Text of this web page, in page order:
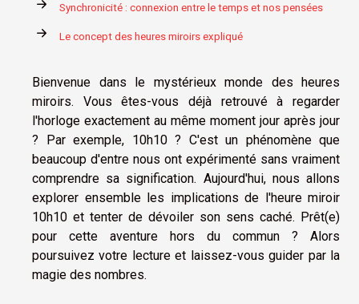
Synchronicité : connexion entre le temps et nos pensées
Le concept des heures miroirs expliqué
Bienvenue dans le mystérieux monde des heures
miroirs. Vous êtes-vous déjà retrouvé à regarder
l'horloge exactement au même moment jour après jour
? Par exemple, 10h10 ? C'est un phénomène que
beaucoup d'entre nous ont expérimenté sans vraiment
comprendre sa signification. Aujourd'hui, nous allons
explorer ensemble les implications de l'heure miroir
10h10 et tenter de dévoiler son sens caché. Prêt(e)
pour cette aventure hors du commun ? Alors
poursuivez votre lecture et laissez-vous guider par la
magie des nombres.